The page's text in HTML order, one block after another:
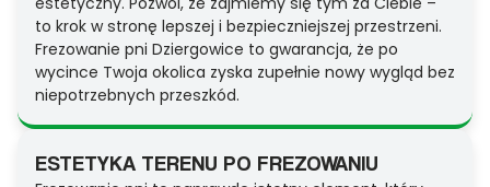
to krok w stronę lepszej i bezpieczniejszej przestrzeni.
Frezowanie pni Dziergowice to gwarancja, że po
wycince Twoja okolica zyska zupełnie nowy wygląd bez
niepotrzebnych przeszkód.
ESTETYKA TERENU PO FREZOWANIU